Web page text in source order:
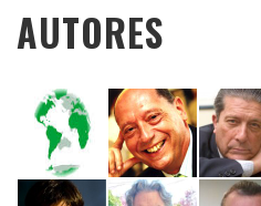
AUTORES